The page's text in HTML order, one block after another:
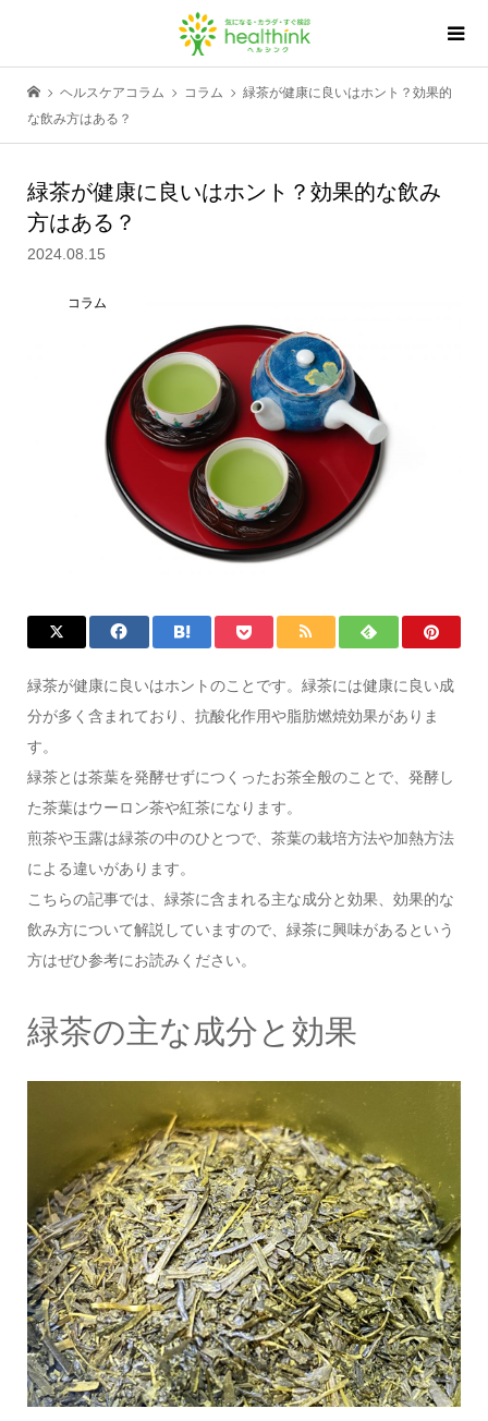
ヘルスケアコラム コラム
緑茶が健康に良いはホント？効果的
な飲み方はある？
緑茶が健康に良いはホント？効果的な飲み
方はある？
2024.08.15
コラム
緑茶が健康に良いはホントのことです。緑茶には健康に良い成
分が多く含まれており、抗酸化作用や脂肪燃焼効果がありま
す。
緑茶とは茶葉を発酵せずにつくったお茶全般のことで、発酵し
た茶葉はウーロン茶や紅茶になります。
煎茶や玉露は緑茶の中のひとつで、茶葉の栽培方法や加熱方法
による違いがあります。
こちらの記事では、緑茶に含まれる主な成分と効果、効果的な
飲み方について解説していますので、緑茶に興味があるという
方はぜひ参考にお読みください。
緑茶の主な成分と効果